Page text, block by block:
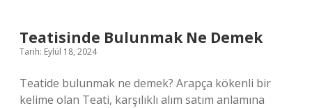
Teatisinde Bulunmak Ne Demek
Tarih: Eylül 18, 2024
Teatide bulunmak ne demek? Arapça kökenli bir
kelime olan Teati, karşılıklı alım satım anlamına